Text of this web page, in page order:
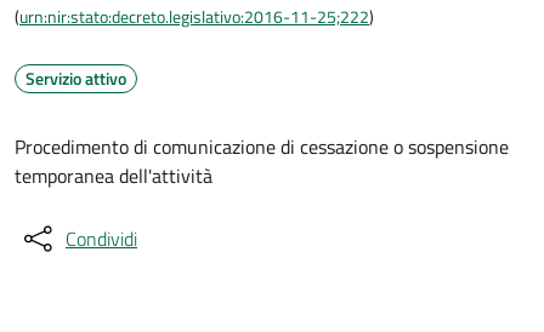
(urn:nir:stato:decreto.legislativo:2016-11-25;222)
Servizio attivo
Procedimento di comunicazione di cessazione o sospensione
temporanea dell'attività
Condividi